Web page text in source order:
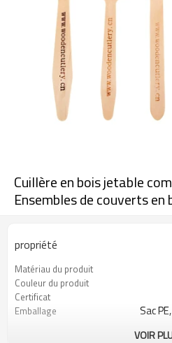
Cuillère en bois jetable
Ensembles de couverts en
propriété
Matériau du produit
Couleur du produit
Certificat
Emballage
Sac
VOIR